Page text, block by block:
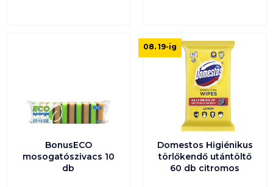
BonusECO
mosogatószivacs 10
db
Domestos Higiénikus
törlőkendő utántöltő
60 db citromos
08. 19-ig